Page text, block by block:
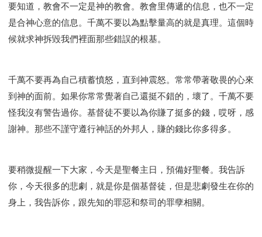
要知道，教會不一定是神的教會。教會里傳遞的信息，也不一定
是合神心意的信息。千萬不要以為點擊量高的就是真理。這個時
候就求神拆毀我們裡面那些錯誤的根基。
千萬不要再為自己積蓄憤怒，直到神震怒。常常帶著敬畏的心來
到神的面前。如果你常常覺著自己還挺不錯的，壞了。千萬不要
怪我沒有警告過你。基督徒不要以為你賺了挺多的錢，哎呀，感
謝神。那些不謹守遵行神話的外邦人，賺的錢比你多得多。
要稍微提醒一下大家，今天是聖餐主日，預備好聖餐。我告訴
你，今天很多的悲劇，就是你是個基督徒，但是悲劇發生在你的
身上，我告訴你，跟先知的罪惡和祭司的罪孽相關。